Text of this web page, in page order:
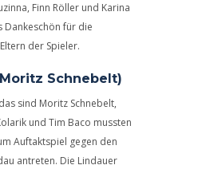
Finn Röller und Karina
Dankeschön für die
der Spieler.
Schnebelt)
sind Moritz Schnebelt,
und Tim Baco mussten
Auftaktspiel gegen den
antreten. Die Lindauer